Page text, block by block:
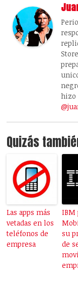
hizo
Quizás
Las apps más
vetadas en los
teléfonos de
empresa
IBM
su
de